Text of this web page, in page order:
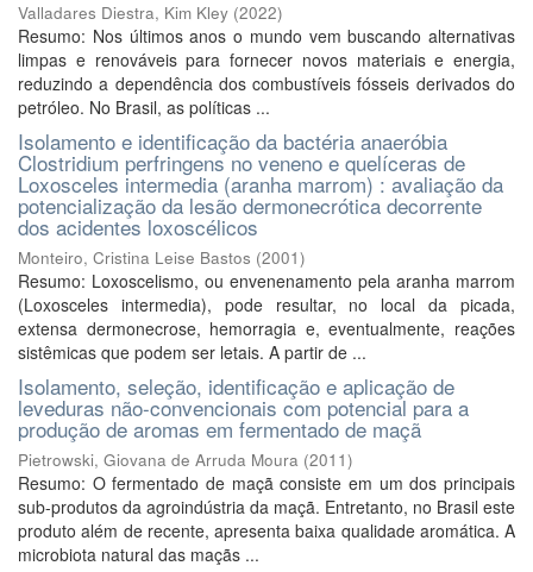
Valladares Diestra, Kim Kley (2022)
Resumo: Nos últimos anos o mundo vem buscando alternativas
limpas e renováveis para fornecer novos materiais e energia,
reduzindo a dependência dos combustíveis fósseis derivados do
petróleo. No Brasil, as políticas ...
Isolamento e identificação da bactéria anaeróbia
Clostridium perfringens no veneno e quelíceras de
Loxosceles intermedia (aranha marrom) : avaliação da
potencialização da lesão dermonecrótica decorrente
dos acidentes loxoscélicos
Monteiro, Cristina Leise Bastos (2001)
Resumo: Loxoscelismo, ou envenenamento pela aranha marrom
(Loxosceles intermedia), pode resultar, no local da picada,
extensa dermonecrose, hemorragia e, eventualmente, reações
sistêmicas que podem ser letais. A partir de ...
Isolamento, seleção, identificação e aplicação de
leveduras não-convencionais com potencial para a
produção de aromas em fermentado de maçã
Pietrowski, Giovana de Arruda Moura (2011)
Resumo: O fermentado de maçã consiste em um dos principais
sub-produtos da agroindústria da maçã. Entretanto, no Brasil este
produto além de recente, apresenta baixa qualidade aromática. A
microbiota natural das maçãs ...